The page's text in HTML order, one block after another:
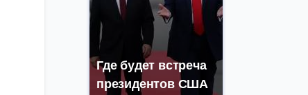
Где будет встреча
президентов США